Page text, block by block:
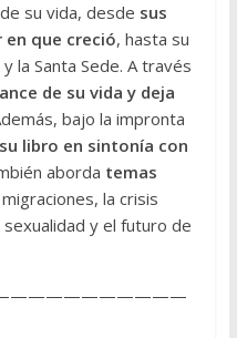
su vida, desde sus
que creció, hasta su
la Santa Sede. A través
de su vida y deja
bajo la impronta
libro en sintonía con
aborda temas
la crisis
y el futuro de